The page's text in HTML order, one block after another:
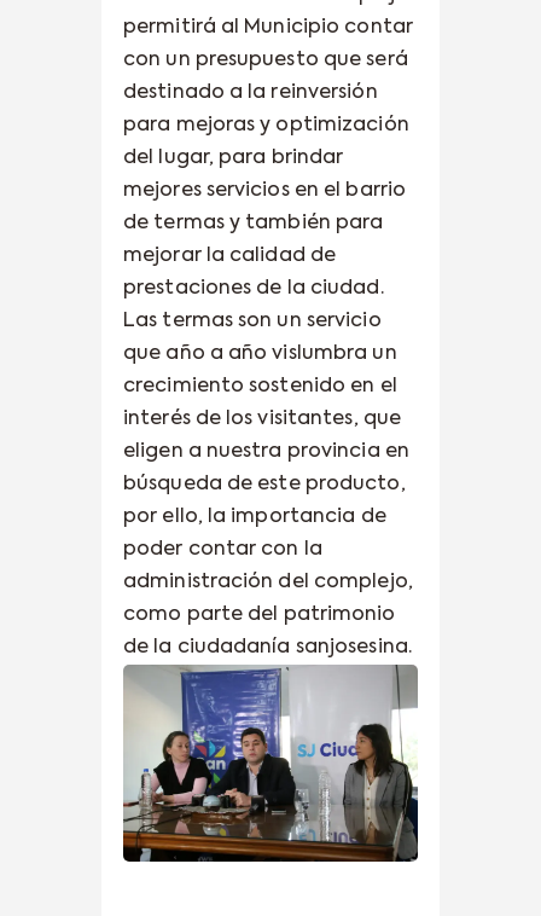
permitirá al Municipio contar
con un presupuesto que será
destinado a la reinversión
para mejoras y optimización
del lugar, para brindar
mejores servicios en el barrio
de termas y también para
mejorar la calidad de
prestaciones de la ciudad.
Las termas son un servicio
que año a año vislumbra un
crecimiento sostenido en el
interés de los visitantes, que
eligen a nuestra provincia en
búsqueda de este producto,
por ello, la importancia de
poder contar con la
administración del complejo,
como parte del patrimonio
de la ciudadanía sanjosesina.